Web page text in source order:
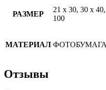
РАЗМЕР
21 х 30, 30 х
100
МАТЕРИАЛ
Отзывы